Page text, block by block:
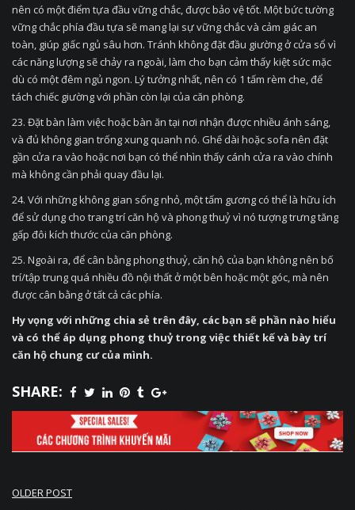
nên có một điểm tựa đầu vững chắc, được bảo vệ tốt. Một bức tường
vững chắc phía đầu tựa sẽ mang lại sự vững chắc và cảm giác an
toàn, giúp giấc ngủ sâu hơn. Tránh không đặt đầu giường ở cửa sổ vì
các năng lượng sẽ chảy ra ngoài, làm cho bạn cảm thấy kiệt sức mặc
dù có một đêm ngủ ngon. Lý tưởng nhất, nên có 1 tấm rèm che, để
tách chiếc giường với phần còn lại của căn phòng.
23. Đặt bàn làm việc hoặc bàn ăn tại nơi nhận được nhiều ánh sáng,
và đủ không gian trống xung quanh nó. Ghế dài hoặc sofa nên đặt
gần cửa ra vào hoặc nơi bạn có thể nhìn thấy cánh cửa ra vào chính
mà không cần phải quay đầu lại.
24. Với những không gian sống nhỏ, một tấm gương có thể là hữu ích
để sử dụng cho trang trí căn hộ và phong thuỷ vì nó tượng trưng tăng
gấp đôi kích thước của căn phòng.
25. Ngoài ra, để cân bằng phong thuỷ, căn hộ của bạn không nên bố
trí/tập trung quá nhiều đồ nội thất ở một bên hoặc một góc, mà nên
được cân bằng ở tất cả các phía.
Hy vọng với những chia sẻ trên đây, các bạn sẽ phần nào hiểu
và có thể áp dụng phong thuỷ trong việc thiết kế và bày trí
căn hộ chung cư của mình.
SHARE:
OLDER POST